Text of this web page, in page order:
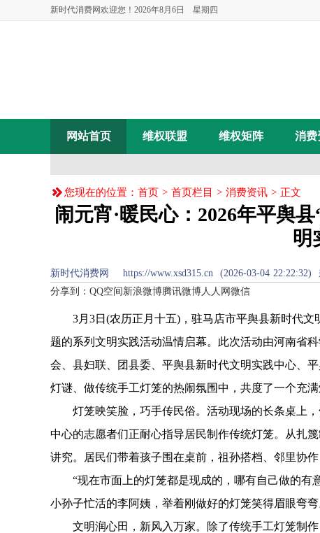
新时代消费网欢迎您！ 2026年8月6日 星期四
网站首页 维权联盟 维权矩阵 消费
您现在的位置： 首页 > 首页栏目 > 消费资讯 > 正文
闹元宵·暖民心：2026年平舆
明
新时代消费网 https://www.xsd315.cn (2026-03-04 22:22:32)
分享到： QQ空间 新浪微博腾讯微博人人网 微信
3月3日(农历正月十五)，驻马店市平舆县新时代文
题的系列文明实践活动温情启幕。此次活动由河南省
会、县妇联、团县委、平舆县新时代文明实践中心、
灯谜、做传统手工灯笼的热闹氛围中，共度了一个充
灯笼映笑脸，巧手传民俗。活动现场的长条桌上，
中心的志愿者们正耐心指导居民制作传统灯笼。从扎
讲究。居民们带着孩子围在桌前，祖孙搭档、邻里协
“现在市面上的灯笼都是现成的，哪有自己做的有
小孙子忙活的李阿姨，举着刚做好的灯笼笑得眉眼弯弯
文明润心田，新风入万家。除了传统手工灯笼制作